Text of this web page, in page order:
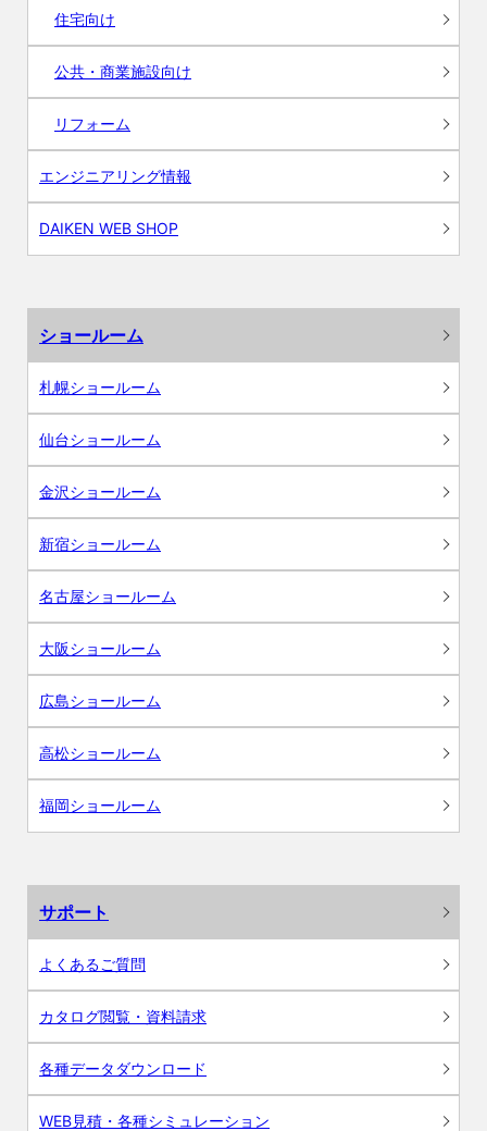
住宅向け
公共・商業施設向け
リフォーム
エンジニアリング情報
DAIKEN WEB SHOP
ショールーム
札幌ショールーム
仙台ショールーム
金沢ショールーム
新宿ショールーム
名古屋ショールーム
大阪ショールーム
広島ショールーム
高松ショールーム
福岡ショールーム
サポート
よくあるご質問
カタログ閲覧・資料請求
各種データダウンロード
WEB見積・各種シミュレーション